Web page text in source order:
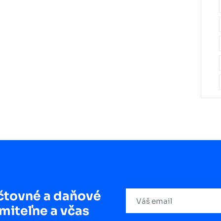
a daňové
a včas